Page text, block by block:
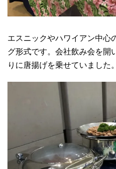
エスニックやハワイアン中心
グ形式です。会社飲み会を開
りに唐揚げを乗せていました。